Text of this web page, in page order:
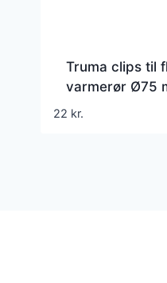
Truma clips til
varmerør Ø75
part 40261-01)
22 kr.